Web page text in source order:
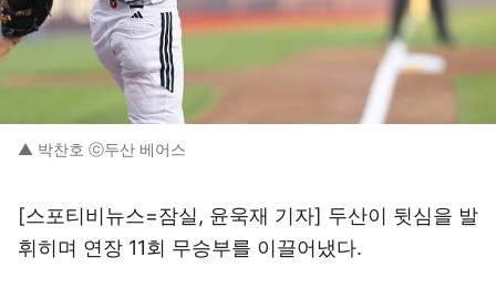
▲ 박찬호 ⓒ두산 베어스
[스포티비뉴스=잠실, 윤욱재 기자] 두산이 뒷심을 발
휘히며 연장 11회 무승부를 이끌어냈다.